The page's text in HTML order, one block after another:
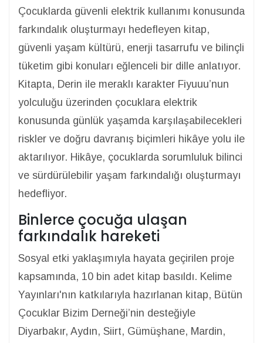
Çocuklarda güvenli elektrik kullanımı konusunda
farkındalık oluşturmayı hedefleyen kitap,
güvenli yaşam kültürü, enerji tasarrufu ve bilinçli
tüketim gibi konuları eğlenceli bir dille anlatıyor.
Kitapta, Derin ile meraklı karakter Fiyuuu’nun
yolculuğu üzerinden çocuklara elektrik
konusunda günlük yaşamda karşılaşabilecekleri
riskler ve doğru davranış biçimleri hikâye yolu ile
aktarılıyor. Hikâye, çocuklarda sorumluluk bilinci
ve sürdürülebilir yaşam farkındalığı oluşturmayı
hedefliyor.
Binlerce çocuğa ulaşan
farkındalık hareketi
Sosyal etki yaklaşımıyla hayata geçirilen proje
kapsamında, 10 bin adet kitap basıldı. Kelime
Yayınları'nın katkılarıyla hazırlanan kitap, Bütün
Çocuklar Bizim Derneği’nin desteğiyle
Diyarbakır, Aydın, Siirt, Gümüşhane, Mardin,